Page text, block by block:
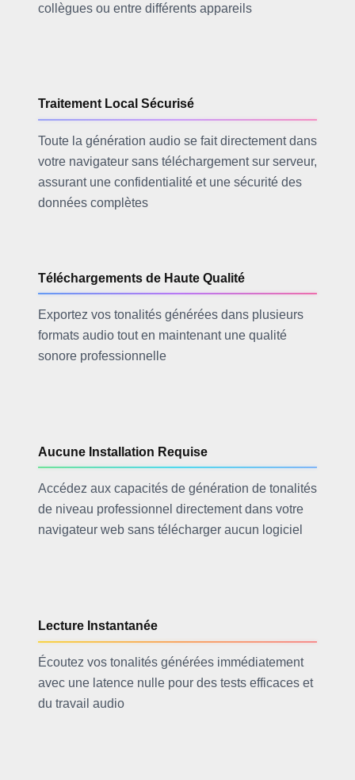
collègues ou entre différents appareils
Traitement Local Sécurisé
Toute la génération audio se fait directement dans
votre navigateur sans téléchargement sur serveur,
assurant une confidentialité et une sécurité des
données complètes
Téléchargements de Haute Qualité
Exportez vos tonalités générées dans plusieurs
formats audio tout en maintenant une qualité
sonore professionnelle
Aucune Installation Requise
Accédez aux capacités de génération de tonalités
de niveau professionnel directement dans votre
navigateur web sans télécharger aucun logiciel
Lecture Instantanée
Écoutez vos tonalités générées immédiatement
avec une latence nulle pour des tests efficaces et
du travail audio